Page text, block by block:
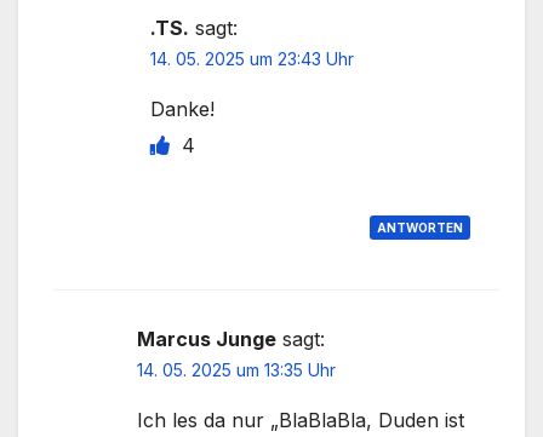
.TS. sagt:
14. 05. 2025 um 23:43 Uhr
Danke!
4
ANTWORTEN
Marcus Junge sagt:
14. 05. 2025 um 13:35 Uhr
Ich les da nur „BlaBlaBla, Duden ist